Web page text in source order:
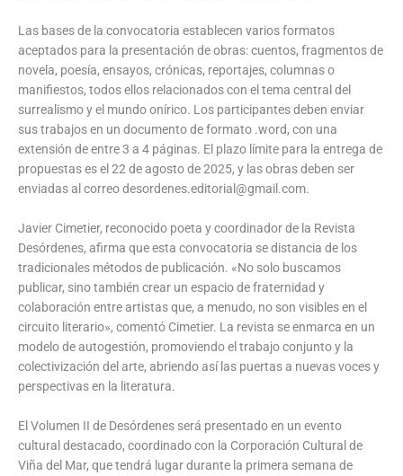
Las bases de la convocatoria establecen varios formatos
aceptados para la presentación de obras: cuentos, fragmentos de
novela, poesía, ensayos, crónicas, reportajes, columnas o
manifiestos, todos ellos relacionados con el tema central del
surrealismo y el mundo onírico. Los participantes deben enviar
sus trabajos en un documento de formato .word, con una
extensión de entre 3 a 4 páginas. El plazo límite para la entrega de
propuestas es el 22 de agosto de 2025, y las obras deben ser
enviadas al correodesordenes.editorial@gmail.com.
Javier Cimetier, reconocido poeta y coordinador de la Revista
Desórdenes, afirma que esta convocatoria se distancia de los
tradicionales métodos de publicación. «No solo buscamos
publicar, sino también crear un espacio de fraternidad y
colaboración entre artistas que, a menudo, no son visibles en el
circuito literario», comentó Cimetier. La revista se enmarca en un
modelo de autogestión, promoviendo el trabajo conjunto y la
colectivización del arte, abriendo así las puertas a nuevas voces y
perspectivas en la literatura.
El Volumen II de Desórdenes será presentado en un evento
cultural destacado, coordinado con la Corporación Cultural de
Viña del Mar, que tendrá lugar durante la primera semana de